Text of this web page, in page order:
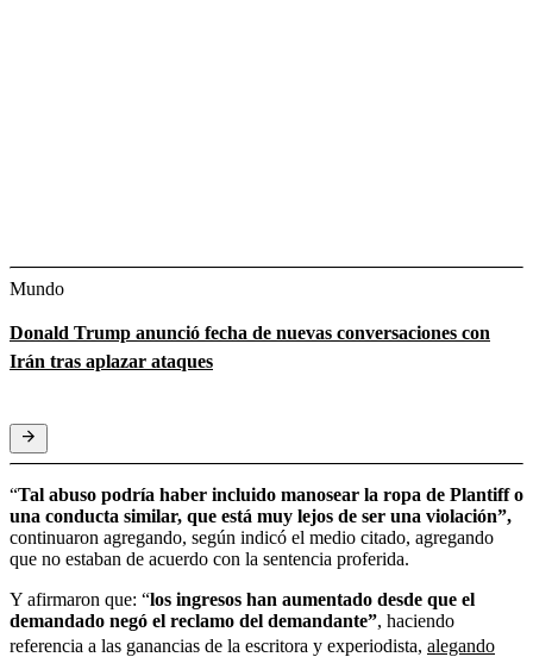
Mundo
Donald Trump anunció fecha de nuevas conversaciones con
Irán tras aplazar ataques
“Tal abuso podría haber incluido manosear la ropa de Plantiff o
una conducta similar, que está muy lejos de ser una violación”,
continuaron agregando, según indicó el medio citado, agregando
que no estaban de acuerdo con la sentencia proferida.
Y afirmaron que: “los ingresos han aumentado desde que el
demandado negó el reclamo del demandante”, haciendo
referencia a las ganancias de la escritora y experiodista, alegando